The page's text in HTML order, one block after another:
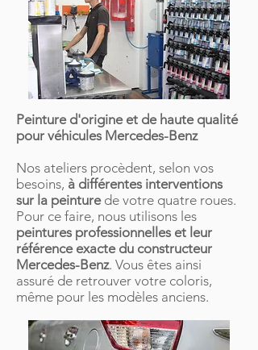
Peinture d'origine et de haute qualité
pour véhicules Mercedes-Benz
Nos ateliers procèdent, selon vos
besoins, à différentes interventions
sur la peinturede votre quatre roues.
Pour ce faire, nous utilisons les
peintures professionnelles et leur
référence exacte du constructeur
Mercedes-Benz. Vous êtes ainsi
assuré de retrouver votre coloris,
même pour les modèles anciens.